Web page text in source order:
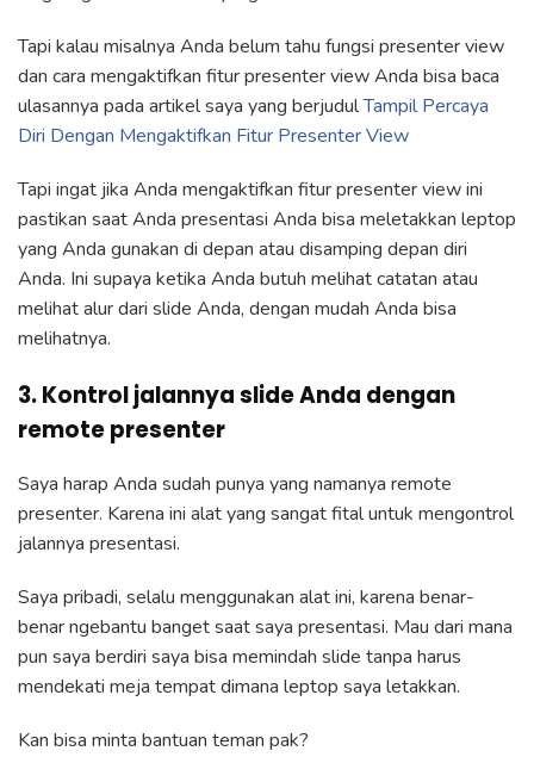
Tapi kalau misalnya Anda belum tahu fungsi presenter view
dan cara mengaktifkan fitur presenter view Anda bisa baca
ulasannya pada artikel saya yang berjudulTampil Percaya
Diri Dengan Mengaktifkan Fitur Presenter View
Tapi ingat jika Anda mengaktifkan fitur presenter view ini
pastikan saat Anda presentasi Anda bisa meletakkan leptop
yang Anda gunakan di depan atau disamping depan diri
Anda. Ini supaya ketika Anda butuh melihat catatan atau
melihat alur dari slide Anda, dengan mudah Anda bisa
melihatnya.
3. Kontrol jalannya slide Anda dengan
remote presenter
Saya harap Anda sudah punya yang namanya remote
presenter. Karena ini alat yang sangat fital untuk mengontrol
jalannya presentasi.
Saya pribadi, selalu menggunakan alat ini, karena benar-
benar ngebantu banget saat saya presentasi. Mau dari mana
pun saya berdiri saya bisa memindah slide tanpa harus
mendekati meja tempat dimana leptop saya letakkan.
Kan bisa minta bantuan teman pak?